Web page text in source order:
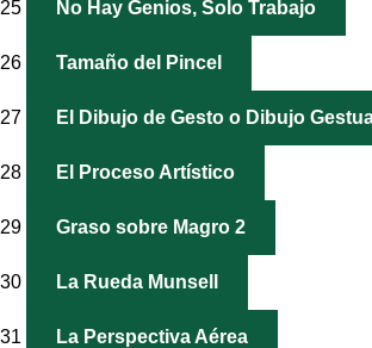
25 No Hay Genios, Solo Trabajo
26 Tamaño del Pincel
27 El Dibujo de Gesto o Dibujo
28 El Proceso Artístico
29 Graso sobre Magro 2
30 La Rueda Munsell
31
La Perspectiva Aérea